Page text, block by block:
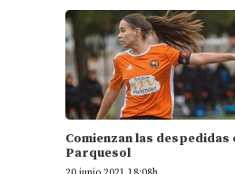
Comienzan las despedidas
Parquesol